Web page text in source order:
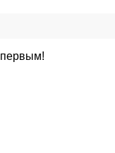
первым!